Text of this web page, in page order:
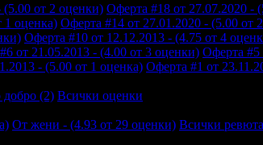
от 2 оценки) Оферта #18 от 27.07.2020 -
1 оценка) Оферта #14 от 27.01.2020 - (5.00 от
Оферта #10 от 12.12.2013 - (4.75 от 4
от 21.05.2013 - (4.00 от 3 оценки) Оферта #5
- (5.00 от 1 оценка) Оферта #1 от
(2) Всички оценки
От жени - (4.93 от 29 оценки) Всички ревюта